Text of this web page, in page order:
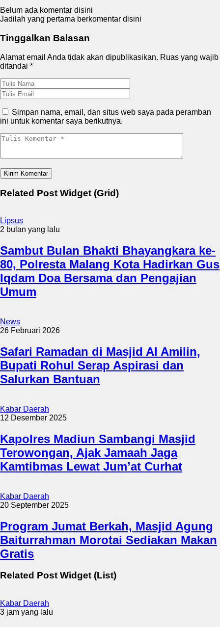
Belum ada komentar disini
Jadilah yang pertama berkomentar disini
Tinggalkan Balasan
Alamat email Anda tidak akan dipublikasikan. Ruas yang wajib
ditandai *
Simpan nama, email, dan situs web saya pada peramban
ini untuk komentar saya berikutnya.
Related Post Widget (Grid)
Lipsus
2 bulan yang lalu
Sambut Bulan Bhakti Bhayangkara ke-
80, Polresta Malang Kota Hadirkan Gus
Iqdam Doa Bersama dan Pengajian
Umum
News
26 Februari 2026
Safari Ramadan di Masjid Al Amilin,
Bupati Rohul Serap Aspirasi dan
Salurkan Bantuan
Kabar Daerah
12 Desember 2025
Kapolres Madiun Sambangi Masjid
Terowongan, Ajak Jamaah Jaga
Kamtibmas Lewat Jum’at Curhat
Kabar Daerah
20 September 2025
Program Jumat Berkah, Masjid Agung
Baiturrahman Morotai Sediakan Makan
Gratis
Related Post Widget (List)
Kabar Daerah
3 jam yang lalu